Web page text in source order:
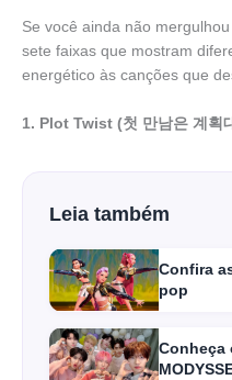
Se você ainda não
sete faixas que mostram
energético às canções que
1. Plot Twist (첫 만남은 계획
Leia também
Confira
pop
Conheça